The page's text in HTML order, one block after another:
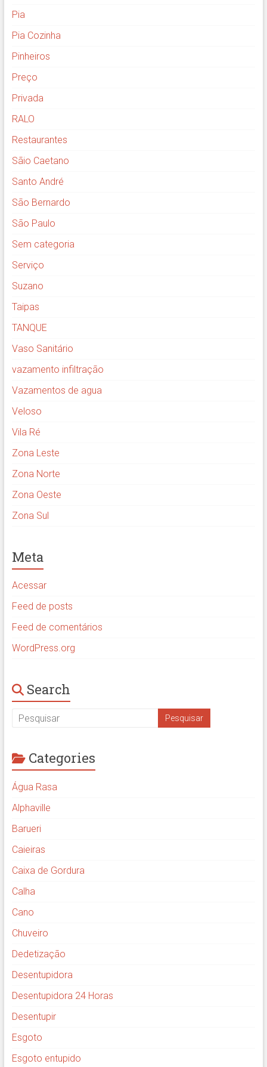
Pia
Pia Cozinha
Pinheiros
Preço
Privada
RALO
Restaurantes
Sãio Caetano
Santo André
São Bernardo
São Paulo
Sem categoria
Serviço
Suzano
Taipas
TANQUE
Vaso Sanitário
vazamento infiltração
Vazamentos de agua
Veloso
Vila Ré
Zona Leste
Zona Norte
Zona Oeste
Zona Sul
Meta
Acessar
Feed de posts
Feed de comentários
WordPress.org
Search
Categories
Água Rasa
Alphaville
Barueri
Caieiras
Caixa de Gordura
Calha
Cano
Chuveiro
Dedetização
Desentupidora
Desentupidora 24 Horas
Desentupir
Esgoto
Esgoto entupido